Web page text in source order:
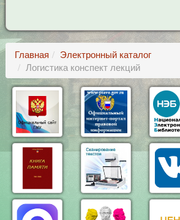
Главная
Электронный каталог
Логистика конспект лекций